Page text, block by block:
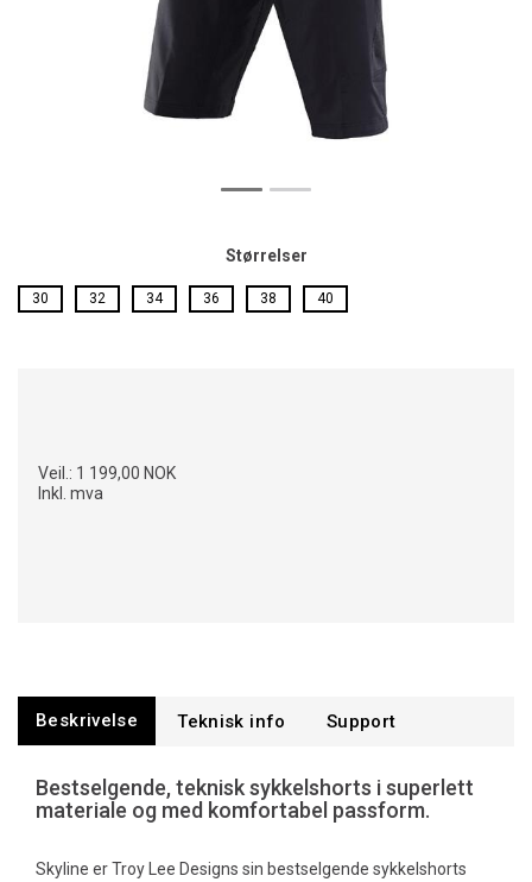
Størrelser
30 32 34 36 38 40
Veil.: 1 199,00 NOK
Inkl. mva
Beskrivelse Teknisk info Support
Bestselgende, teknisk sykkelshorts i superlett
materiale og med komfortabel passform.
Skyline er Troy Lee Designs sin bestselgende sykkelshorts